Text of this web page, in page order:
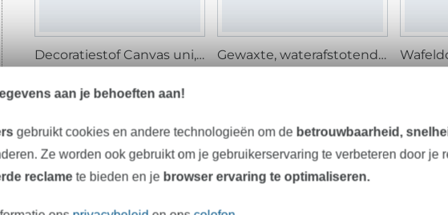
Decoratiestof Canvas uni, bruingrijs
(7,68 € / 1 m²)
Gewaxte, waterafstotende canvas, antracietgrijs
-13% -
aan je behoeften aan!
gebruikt cookies en andere technologieën om de betrouwbaarheid,
Ze worden ook gebruikt om je gebruikerservaring te verbeteren door je
reclamete bieden en je browser ervaring te optimaliseren.